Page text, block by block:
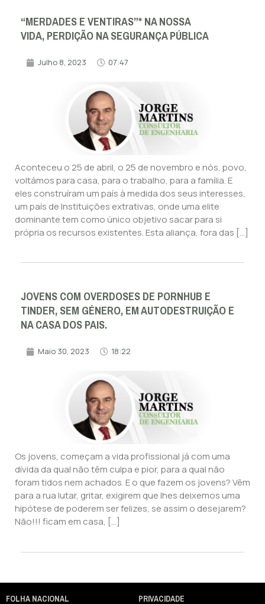
“MERDADES E VENTIRAS”* NA NOSSA
VIDA, PERDIÇÃO NA SEGURANÇA PÚBLICA
Julho 8, 2023 07:47
Aconteceu o 25 de abril, o 25 de novembro e nós, povo,
voltámos para casa, para o trabalho, para a família. E
eles construíram um país à medida dos seus interesses,
um país de Instituições extrativas, onde uma elite
dominante tem como único objetivo sacar para si
própria os recursos existentes. Esta aliança, fora das […]
JOVENS COM OVERDOSES DE PORNHUB E
TINDER, SEM GÉNERO, EM AUTODESTRUIÇÃO E
NA CASA DOS PAIS.
Maio 30, 2023 18:22
Os jovens, começam a vida profissional já com uma
dívida da qual não têm culpa e pior, para a qual não
foram tidos nem achados. E o que fazem os jovens? Vêm
para a rua lutar, gritar, exigirem que lhes deixemos uma
hipótese de poderem ser felizes, se assim o desejarem?
Não!!! ficam em casa, […]
FOLHA NACIONAL PRIVACIDADE